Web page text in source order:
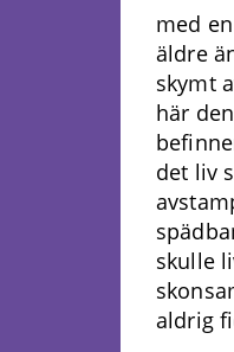
med
äldre
skymt
här
det liv
skulle
aldrig